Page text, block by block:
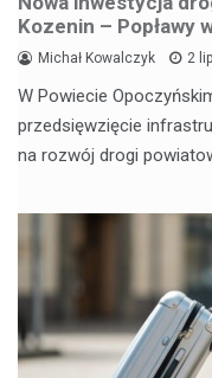
Kozenin – Popławy
Michał Kowalczyk 2
W Powiecie
przedsięwzięcie
na rozwój drogi